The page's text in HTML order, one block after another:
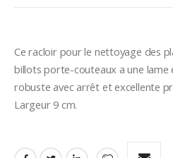
Ce racloir pour le nettoyage des
billots porte-couteaux a une lame
robuste avec arrêt et excellente
Largeur 9 cm.